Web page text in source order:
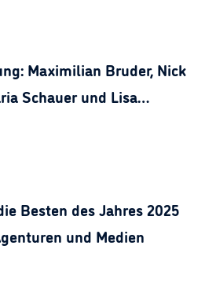
Maximilian Bruder, Nick
Schauer und Lisa
Besten des Jahres 2025
und Medien